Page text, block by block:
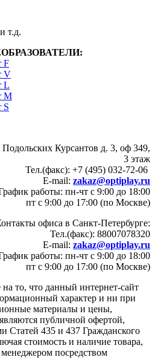
т.д.
F
V
L
M
S
Курсантов д. 3, оф 349,
3 этаж
Тел.(факс): +7 (495) 032-72-06
E-mail: zakaz@optiplay.ru
работы: пн-чт с 9:00 до 18:00
пт с 9:00 до 17:00 (по Москве)
офиса в Санкт-Петербурге:
Тел.(факс): 88007078320
E-mail: zakaz@optiplay.ru
работы: пн-чт с 9:00 до 18:00
пт с 9:00 до 17:00 (по Москве)
то, что данный интернет-сайт
характер и ни при
материалы и цены,
публичной офертой,
Статей 435 и 437 Гражданского
стоимость и наличие товара,
посредством